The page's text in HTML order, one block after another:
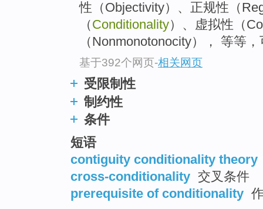
性（Objectivity）、正规性（
（Conditionality）、虚拟性（
（Nonmonotonocity）， 等等
基于392个网页-相关网页
受限制性
制约性
条件
短语
contiguity conditionality theory
cross-conditionality 交叉条件
prerequisite of conditionality